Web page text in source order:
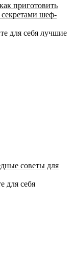
приготовить
шеф-
для себя лучшие
советы для
для себя